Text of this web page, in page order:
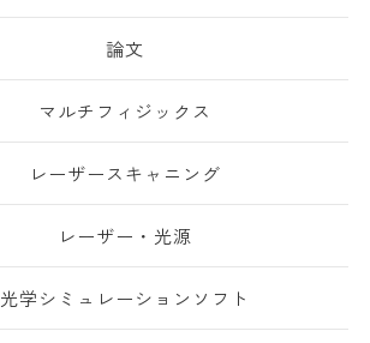
論文
マルチフィジックス
レーザースキャニング
レーザー・光源
光学シミュレーションソフト